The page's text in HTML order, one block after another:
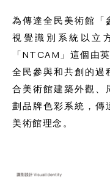
為傳達全民美術館「
視覺識別系統以立
「NTCAM」這個由
全民參與和共創的過
合美術館建築外觀、
劃品牌色彩系統，傳
美術館理念。